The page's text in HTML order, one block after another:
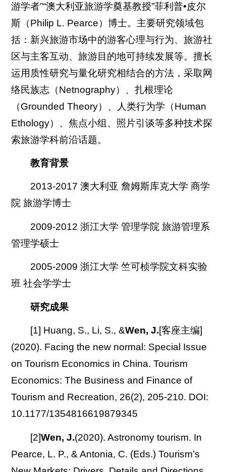
游学者”“澳大利亚旅游学奠基教授”菲利普•皮尔
斯（Philip L. Pearce）博士。主要研究领域包
括：新兴旅游市场中的游客心理与行为、旅游社
区与主客互动、旅游目的地可持续发展等。擅长
运用质性研究与量化研究相结合的方法，采取网
络民族志（Netnography）、扎根理论
（Grounded Theory）、人类行为学（Human
Ethology）、焦点小组、照片引谈等多种技术探
索旅游学科前沿话题。
教育背景
2013-2017 澳大利亚 詹姆斯库克大学 商学
院 旅游学博士
2009-2012 浙江大学 管理学院 旅游管理系
管理学硕士
2005-2009 浙江大学 竺可桢学院文科实验
班 社会学学士
研究成果
[1] Huang, S., Li, S., &Wen, J.[客座主编]
(2020). Facing the new normal: Special Issue
on Tourism Economics in China. Tourism
Economics: The Business and Finance of
Tourism and Recreation, 26(2), 205-210. DOI:
10.1177/1354816619879345
[2]Wen, J.(2020). Astronomy tourism. In
Pearce, L. P., & Antonia, C. (Eds.) Tourism’s